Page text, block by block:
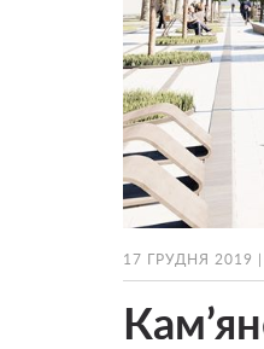
17 ГРУДНЯ 2019 |